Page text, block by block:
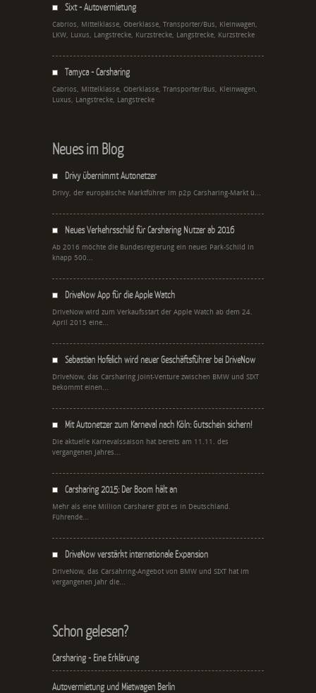
Sixt - Autovermietung
Cabrios, Mittelklasse, Oberklasse, Transporter/Bus, Kleinwagen,
LKW, Luxus, Langstrecke, Kurzstrecke, Langstrecke, Kurzstrecke
Tamyca - Carsharing
Cabrios, Mittelklasse, Oberklasse, Transporter/Bus, Kleinwagen,
Luxus, Langstrecke, Langstrecke
Neues im Blog
Drivy übernimmt Autonetzer
Drivy, der europäische Marktführer im p2p Carsharing-Markt ü...
Neues Verkehrsschild für Carsharing Nutzer ab 2016
Ab 2016 möchte die Bundesregierung ein neues Park-Schild in
knapp 500...
DriveNow App für die Apple Watch
DriveNow wird zum Verkaufsstart der Apple Watch ab dem 24.
April 2015 eine...
Sebastian Hofelich wird neuer Geschäftsführer bei DriveNow
DriveNow, das Carsharing Joint-Venture zwischen BMW und SIXT
bekommt einen...
Mit Autonetzer zum Karneval nach Köln: Gutschein sichern!
Die aktuelle Karnevalssaison hat bereits am 11.11. des
vergangenen Jahres...
Carsharing 2015: Der Boom hält an
Mehr als eine Million Carsharer gibt es in Deutschland.
Führende...
DriveNow verstärkt internationale Expansion
DriveNow, das Carsahring-Angebot von BMW und SIXT hat im
vergangenen Jahr die...
Schon gelesen?
Carsharing - Eine Erklärung
Autovermietung und Mietwagen Berlin